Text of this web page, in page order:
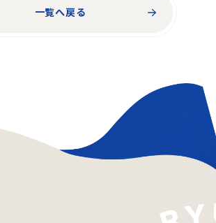
一覧へ戻る